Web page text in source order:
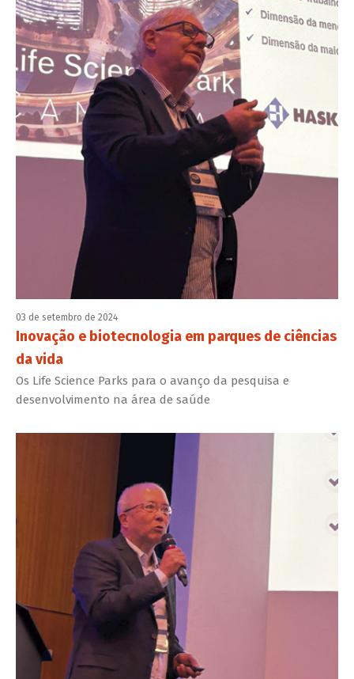
03 de setembro de 2024
Inovação e biotecnologia em parques de ciências
da vida
Os Life Science Parks para o avanço da pesquisa e
desenvolvimento na área de saúde